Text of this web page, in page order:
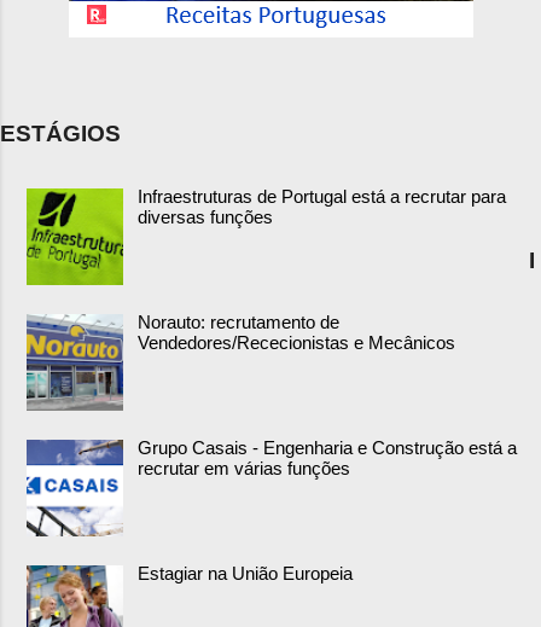
ESTÁGIOS
Infraestruturas de Portugal está a recrutar para
diversas funções
Norauto: recrutamento de
Vendedores/Rececionistas e Mecânicos
Grupo Casais - Engenharia e Construção está a
recrutar em várias funções
Estagiar na União Europeia
I